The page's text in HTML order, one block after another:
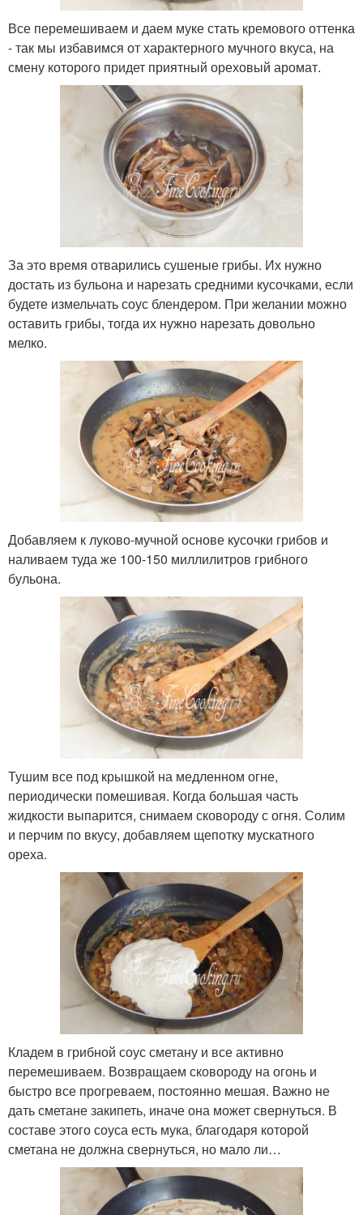
Все перемешиваем и даем муке стать кремового оттенка
- так мы избавимся от характерного мучного вкуса, на
смену которого придет приятный ореховый аромат.
За это время отварились сушеные грибы. Их нужно
достать из бульона и нарезать средними кусочками, если
будете измельчать соус блендером. При желании можно
оставить грибы, тогда их нужно нарезать довольно
мелко.
Добавляем к луково-мучной основе кусочки грибов и
наливаем туда же 100-150 миллилитров грибного
бульона.
Тушим все под крышкой на медленном огне,
периодически помешивая. Когда большая часть
жидкости выпарится, снимаем сковороду с огня. Солим
и перчим по вкусу, добавляем щепотку мускатного
ореха.
Кладем в грибной соус сметану и все активно
перемешиваем. Возвращаем сковороду на огонь и
быстро все прогреваем, постоянно мешая. Важно не
дать сметане закипеть, иначе она может свернуться. В
составе этого соуса есть мука, благодаря которой
сметана не должна свернуться, но мало ли…